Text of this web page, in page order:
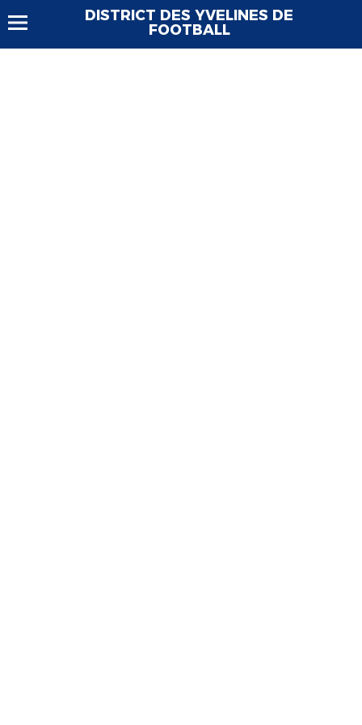
DISTRICT DES YVELINES DE
FOOTBALL